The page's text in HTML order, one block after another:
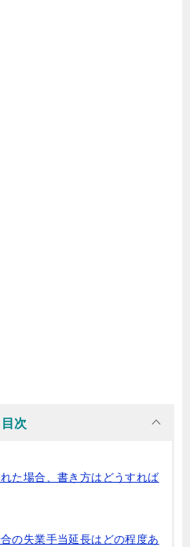
目次
た場合、書き方はどうすれば
の失業手当延長はどの程度あ